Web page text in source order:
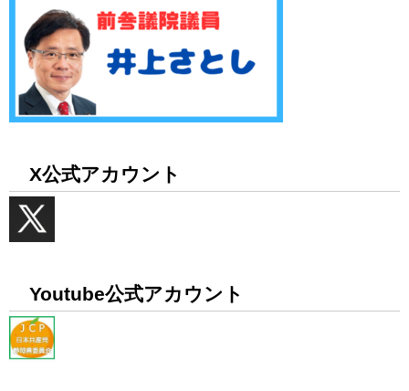
X公式アカウント
Youtube公式アカウント